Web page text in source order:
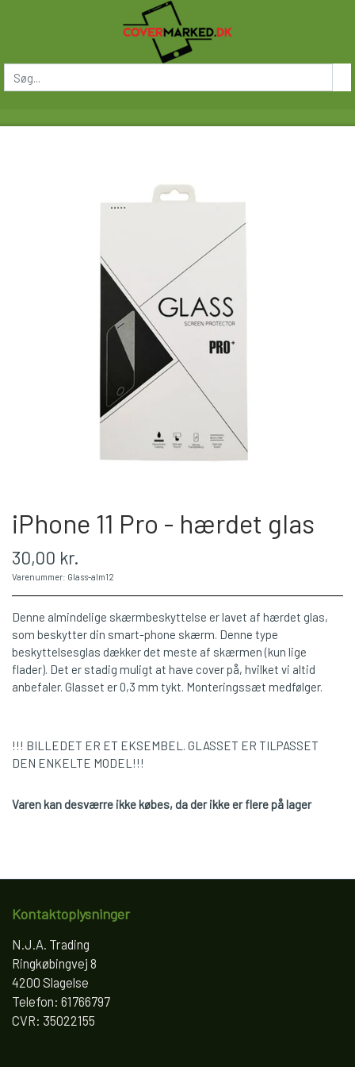
iPhone 11 Pro - hærdet glas
30,00 kr.
Varenummer: Glass-alm12
Denne almindelige skærmbeskyttelse er lavet af hærdet glas,
som beskytter din smart-phone skærm. Denne type
beskyttelsesglas dækker det meste af skærmen (kun lige
flader). Det er stadig muligt at have cover på, hvilket vi altid
anbefaler. Glasset er 0,3 mm tykt. Monteringssæt medfølger.
!!! BILLEDET ER ET EKSEMBEL. GLASSET ER TILPASSET
DEN ENKELTE MODEL!!!
Varen kan desværre ikke købes, da der ikke er flere på lager
Kontaktoplysninger
N.J.A. Trading
Ringkøbingvej 8
4200 Slagelse
Telefon: 61766797
CVR: 35022155